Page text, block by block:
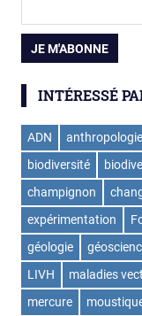
INTÉRESSÉ
ADN anthropologie
biodiversité
champignon
expérimentation
géologie
LIVH
maladies
mercure